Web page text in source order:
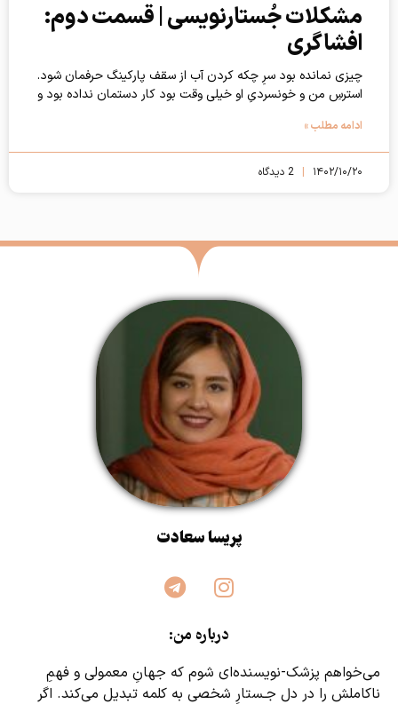
مشکلات جُستارنویسی | قسمت دوم:
افشاگری
چیزی نمانده بود سرِ چکه کردن آب از سقف پارکینگ حرفمان شود.
استرسِ من و خونسردیِ او خیلی وقت بود کار دستمان نداده بود و
ادامه مطلب »
۱۴۰۲/۱۰/۲۰
پریسا سعادت
درباره من:
می‌خواهم پزشک‌-نویسنده‌ای شوم که جهانِ معمولی و فهمِ
ناکاملش را در دل جـستارِ شخصی به کلمه تبدیل می‌کند. اگر